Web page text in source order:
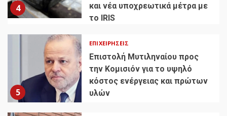
4
και νέα υποχρεωτικά μέτρα με
το IRIS
5
ΕΠΙΧΕΙΡΉΣΕΙΣ
Επιστολή Μυτιληναίου προς
την Κομισιόν για το υψηλό
κόστος ενέργειας και πρώτων
υλών